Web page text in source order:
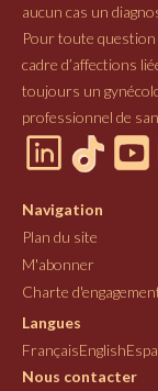
aucun cas un
Pour toute
cadre d’affections
toujours un
professionnel de
Navigation
Plan du site
M'abonner
Charte
Langues
FrançaisEnglish
Nous contacter